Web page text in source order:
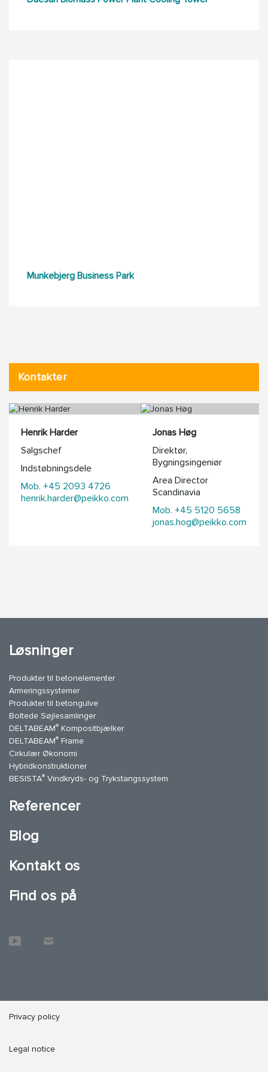
Munkebjerg Business Park
Kontakter
Henrik Harder
Salgschef
Indstøbningsdele
Mob. +45 2093 4726
henrik.harder@peikko.com
Jonas Høg
Direktør,
Bygningsingeniør
Area Director
Scandinavia
Mob. +45 5120 5658
jonas.hog@peikko.com
Løsninger
Produkter til betonelementer
Armeringssystemer
Produkter til betongulve
Boltede Søjlesamlinger
DELTABEAM® Kompositbjælker
DELTABEAM® Frame
Cirkulær Økonomi
Hybridkonstruktioner
BESISTA® Vindkryds- og Trykstangssystem
Referencer
Blog
Kontakt os
Find os på
Privacy policy
Legal notice